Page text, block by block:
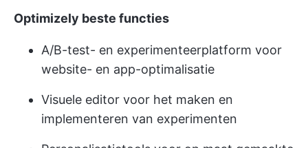
Optimizely beste functies
A/B-test- en experimenteerplatform voor
website- en app-optimalisatie
Visuele editor voor het maken en
implementeren van experimenten